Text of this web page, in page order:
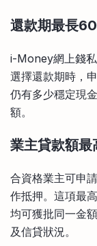
還款期最長60
i-Money網上錢私
選擇還款期時，
仍有多少穩定現
額。
業主貸款額最
合資格業主可申
作抵押。這項最
均可獲批同一金
及信貸狀況。